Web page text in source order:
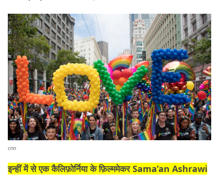
cnn
इन्हीं में से एक कैलिफ़ोर्निया के फ़िल्ममेकर Sama’an Ashrawi